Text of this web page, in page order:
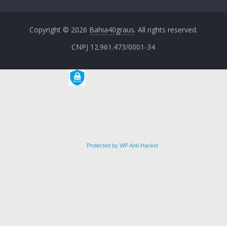
Copyright © 2026 Bahia40graus. All rights reserved.
CNPJ 12.961.473/0001-34
Protected by WP Anti-Hacker